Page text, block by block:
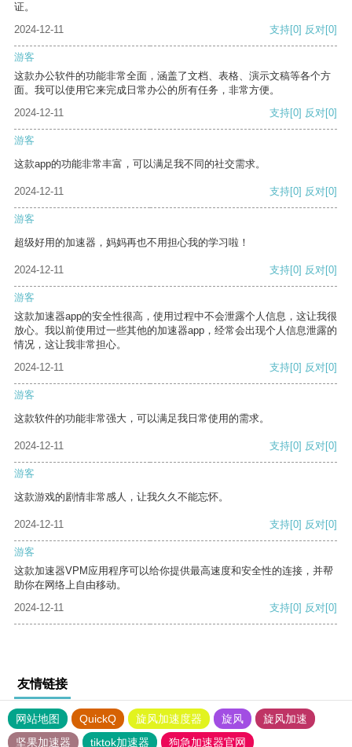
证。
2024-12-11
支持[0] 反对[0]
游客
这款办公软件的功能非常全面，涵盖了文档、表格、演示文稿等各个方
面。我可以使用它来完成日常办公的所有任务，非常方便。
2024-12-11
支持[0] 反对[0]
游客
这款app的功能非常丰富，可以满足我不同的社交需求。
2024-12-11 支持[0] 反对[0]
游客
超级好用的加速器，妈妈再也不用担心我的学习啦！
2024-12-11 支持[0] 反对[0]
游客
这款加速器app的安全性很高，使用过程中不会泄露个人信息，这让我很
放心。我以前使用过一些其他的加速器app，经常会出现个人信息泄露的
情况，这让我非常担心。
2024-12-11
支持[0] 反对[0]
游客
这款软件的功能非常强大，可以满足我日常使用的需求。
2024-12-11 支持[0] 反对[0]
游客
这款游戏的剧情非常感人，让我久久不能忘怀。
2024-12-11 支持[0] 反对[0]
游客
这款加速器VPM应用程序可以给你提供最高速度和安全性的连接，并帮
助你在网络上自由移动。
2024-12-11
支持[0] 反对[0]
友情链接
网站地图 QuickQ 旋风加速度器 旋风
旋风加速
坚果加速器
tiktok加速器 狗急加速器官网